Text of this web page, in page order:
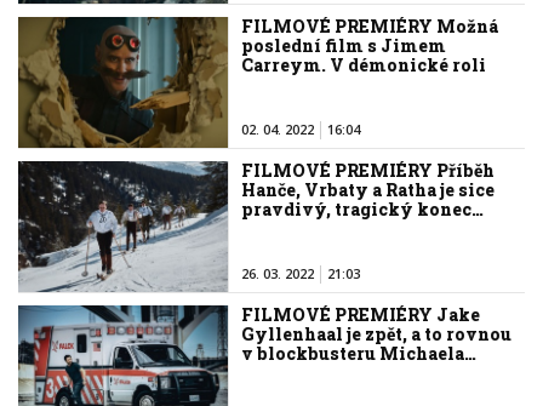
FILMOVÉ PREMIÉRY Možná
poslední film s Jimem
Carreym. V démonické roli
02. 04. 2022 16:04
FILMOVÉ PREMIÉRY Příběh
Hanče, Vrbaty a Ratha je sice
pravdivý, tragický konec…
26. 03. 2022 21:03
FILMOVÉ PREMIÉRY Jake
Gyllenhaal je zpět, a to rovnou
v blockbusteru Michaela…